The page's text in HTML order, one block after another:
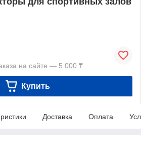
на сайте — 5 000 ₸
Купить
Доставка Оплата